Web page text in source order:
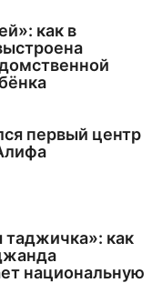
как в
первый центр
как
национальную